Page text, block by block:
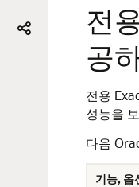
전
공
전용
성능을
다음
기능, 옵